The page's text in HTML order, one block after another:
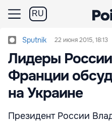
RU
Sputnik 22 июня 2015, 18:13
Лидеры
Франции
на Украине
Президент России